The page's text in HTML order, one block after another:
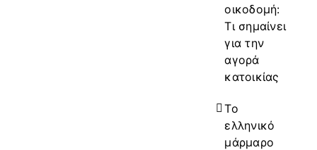
οικοδομή:
Τι σημαίνει
για την
αγορά
κατοικίας
Το
ελληνικό
μάρμαρο